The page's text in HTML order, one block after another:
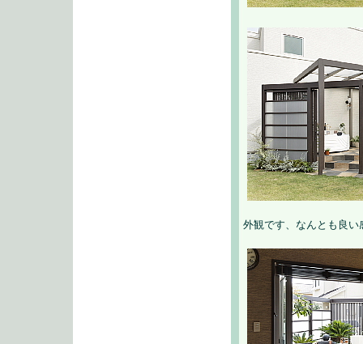
外観です、なんとも良い